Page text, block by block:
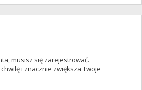
musisz się zarejestrować.
i znacznie zwiększa Twoje